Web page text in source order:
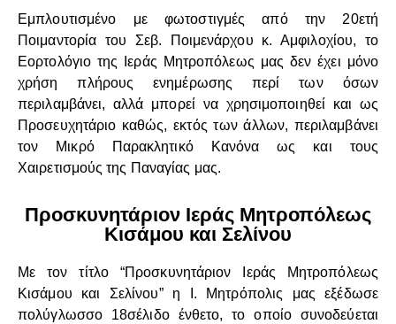
Εμπλουτισμένο με φωτοστιγμές από την 20ετή
Ποιμαντορία του Σεβ. Ποιμενάρχου κ. Αμφιλοχίου, το
Εορτολόγιο της Ιεράς Μητροπόλεως μας δεν έχει μόνο
χρήση πλήρους ενημέρωσης περί των όσων
περιλαμβάνει, αλλά μπορεί να χρησιμοποιηθεί και ως
Προσευχητάριο καθώς, εκτός των άλλων, περιλαμβάνει
τον Μικρό Παρακλητικό Κανόνα ως και τους
Χαιρετισμούς της Παναγίας μας.
Προσκυνητάριον Ιεράς Μητροπόλεως
Κισάμου και Σελίνου
Με τον τίτλο “Προσκυνητάριον Ιεράς Μητροπόλεως
Κισάμου και Σελίνου” η Ι. Μητρόπολις μας εξέδωσε
πολύγλωσσο 18σέλιδο ένθετο, το οποίο συνοδεύεται